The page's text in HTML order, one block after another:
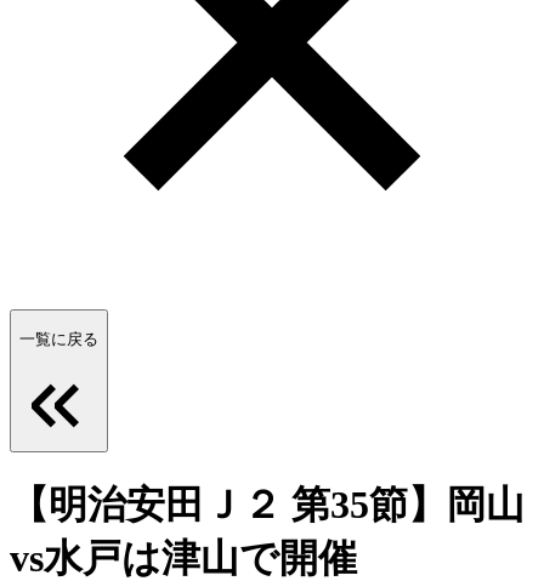
一覧に戻る
【明治安田Ｊ２ 第35節】岡山
vs水戸は津山で開催